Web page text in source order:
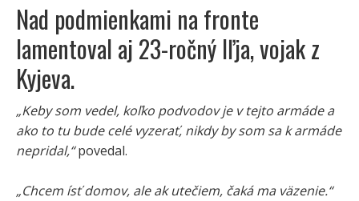
Nad podmienkami na fronte
lamentoval aj 23-ročný Iľja, vojak z
Kyjeva.
„Keby som vedel, koľko podvodov je v tejto armáde a
ako to tu bude celé vyzerať, nikdy by som sa k armáde
nepridal,“povedal.
„Chcem ísť domov, ale ak utečiem, čaká ma väzenie.“